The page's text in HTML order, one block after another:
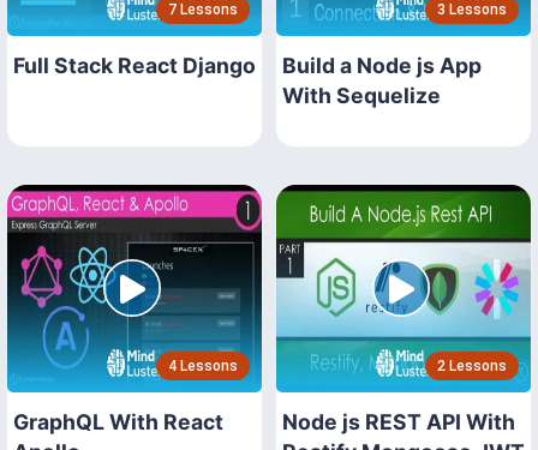
7 Lessons
Full Stack React Django
3 Lessons
Build a Node js App
With Sequelize
4 Lessons
GraphQL With React
2 Lessons
Node js REST API With